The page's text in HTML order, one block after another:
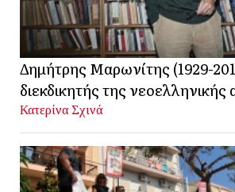
Δημήτρης Μαρωνίτης (1929-
διεκδικητής της
Κατερίνα Σχινά